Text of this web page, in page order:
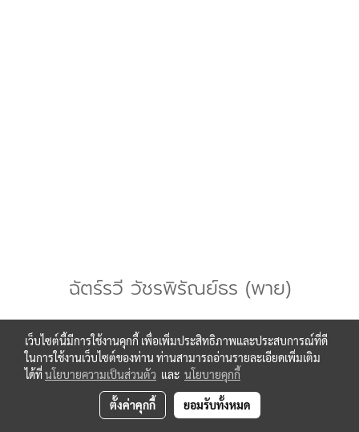
ฉัตร์รวี วัชรพิรัณย์ธร (พาย)
เว็บไซต์นี้มีการใช้งานคุกกี้ เพื่อเพิ่มประสิทธิภาพและประสบการณ์ที่ดี
ในการใช้งานเว็บไซต์ของท่าน ท่านสามารถอ่านรายละเอียดเพิ่มเติม
ได้ที่นโยบายความเป็นส่วนตัว และ นโยบายคุกกี้
ตั้งค่าคุกกี้ ยอมรับทั้งหมด